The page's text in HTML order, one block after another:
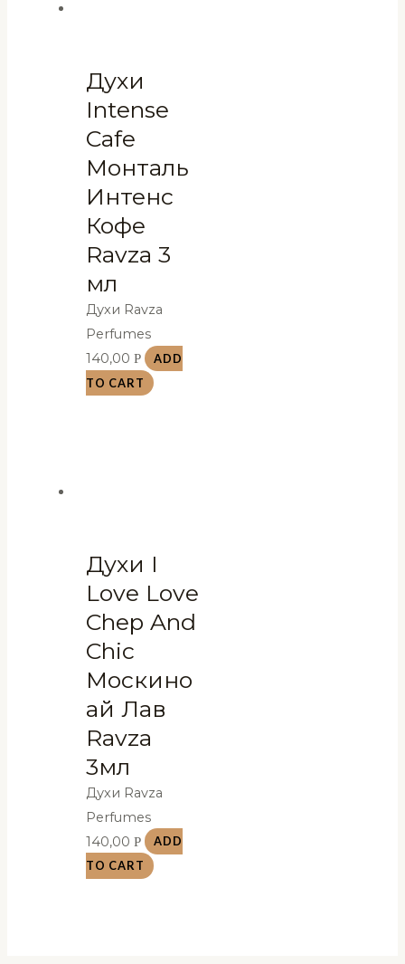
Духи
Intense
Cafe
Монталь
Интенс
Кофе
Ravza 3
мл
Духи Ravza
Perfumes
140,00Р
ADD
TO CART
Духи I
Love Love
Chep And
Chic
Москино
ай Лав
Ravza
3мл
Духи Ravza
Perfumes
140,00Р
ADD
TO CART